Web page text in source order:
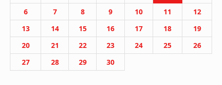
6
7 8 9 10 11
12
13
14 15 16 17 18
19
20
21 22 23 24 25
26
27
28 29 30